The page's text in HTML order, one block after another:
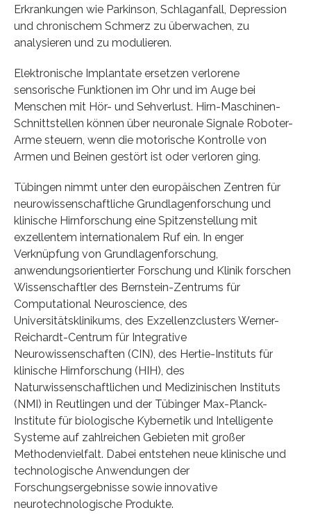
Erkrankungen wie Parkinson, Schlaganfall, Depression
und chronischem Schmerz zu überwachen, zu
analysieren und zu modulieren.
Elektronische Implantate ersetzen verlorene
sensorische Funktionen im Ohr und im Auge bei
Menschen mit Hör- und Sehverlust. Hirn-Maschinen-
Schnittstellen können über neuronale Signale Roboter-
Arme steuern, wenn die motorische Kontrolle von
Armen und Beinen gestört ist oder verloren ging.
Tübingen nimmt unter den europäischen Zentren für
neurowissenschaftliche Grundlagenforschung und
klinische Hirnforschung eine Spitzenstellung mit
exzellentem internationalem Ruf ein. In enger
Verknüpfung von Grundlagenforschung,
anwendungsorientierter Forschung und Klinik forschen
Wissenschaftler des Bernstein-Zentrums für
Computational Neuroscience, des
Universitätsklinikums, des Exzellenzclusters Werner-
Reichardt-Centrum für Integrative
Neurowissenschaften (CIN), des Hertie-Instituts für
klinische Hirnforschung (HIH), des
Naturwissenschaftlichen und Medizinischen Instituts
(NMI) in Reutlingen und der Tübinger Max-Planck-
Institute für biologische Kybernetik und Intelligente
Systeme auf zahlreichen Gebieten mit großer
Methodenvielfalt. Dabei entstehen neue klinische und
technologische Anwendungen der
Forschungsergebnisse sowie innovative
neurotechnologische Produkte.